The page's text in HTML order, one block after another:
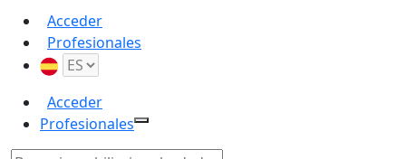
Acceder
Profesionales
Acceder
Profesionales